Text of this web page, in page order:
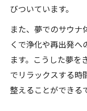
びついています。
また、夢でのサウナ
くで浄化や再出発へ
ます。こうした夢を
でリラックスする時
整えることができる